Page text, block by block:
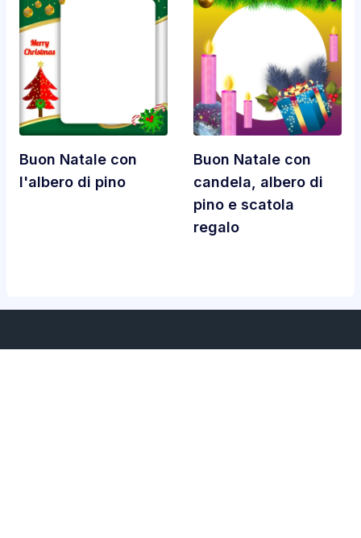
Buon Natale con
l'albero di pino
Buon Natale con
candela, albero di
pino e scatola
regalo